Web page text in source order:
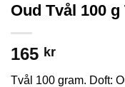
Oud Tvål 100 g
165 kr
Tvål 100 gram. Doft: